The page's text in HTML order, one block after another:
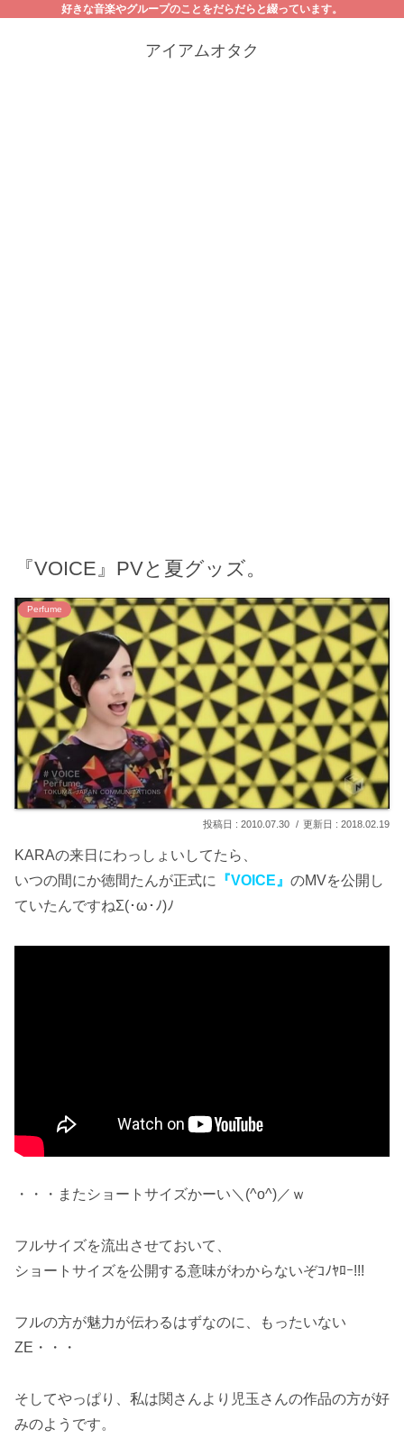
好きな音楽やグループのことをだらだらと綴っています。
アイアムオタク
『VOICE』PVと夏グッズ。
Perfume
2010.07.30 2018.02.19
KARAの来日にわっしょいしてたら、
いつの間にか徳間たんが正式に
『VOICE』 のMVを公開し
ていたんですねΣ(･ω･ﾉ)ﾉ
・・・またショートサイズかーい＼(^o^)／ｗ
フルサイズを流出させておいて、
ショートサイズを公開する意味がわからないぞｺﾉﾔﾛｰ!!!
フルの方が魅力が伝わるはずなのに、もったいない
ZE・・・
そしてやっぱり、私は関さんより児玉さんの作品の方が好
みのようです。